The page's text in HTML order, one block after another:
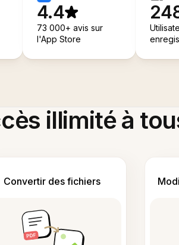
4.4
73 000+ avis sur
l'App Store
illimité à
Convertir des fichiers